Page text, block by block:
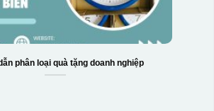
phân loại quà tặng doanh nghiệp